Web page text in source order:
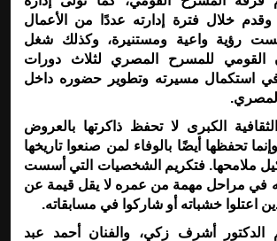
خلال فترة إدارته عددًا من الأعمال
رؤية واعية ومستنيرة، وكذلك شغل
القومي للمسرح المصري لثلاث دورات
في استكمال مسيرته وتطوير حضوره داخل
.
الكبرى لا تحفظ ذاكرتها بالعروض
تحفظها أيضًا بالوفاء لمن صنعوا تاريخها
ملامحها. فتكريم الشخصيات التي أسست
في مراحل مهمة من عمره لا يقل قيمة عن
اعتلوا خشباته أو شاركوا في مسابقاته.
الدكتور أشرف زكي، والفنان أحمد عبد